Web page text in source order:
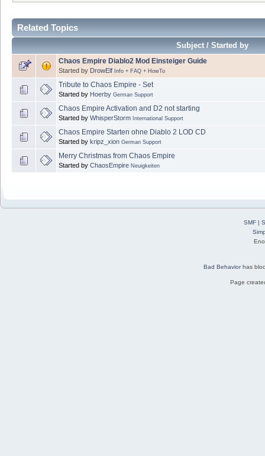
Related Topics
Subject / Started by
Chaos Empire Diablo2 Mod Einsteiger Guide
Started by DrowElf Info + FAQ + HowTo
Tribute to Chaos Empire - Set
Started by Hoerby German Support
Chaos Empire Activation and D2 not starting
Started by WhisperStorm International Support
Chaos Empire Starten ohne Diablo 2 LOD CD
Started by kripz_xion German Support
Merry Christmas from Chaos Empire
Started by ChaosEmpire Neuigkeiten
SMF|
Bad Behaviorhas
Page